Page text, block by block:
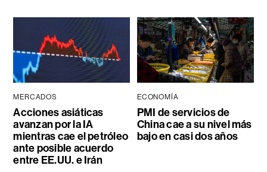
MERCADOS
Acciones asiáticas
avanzan por la IA
mientras cae el petróleo
ante posible acuerdo
entre EE.UU. e Irán
ECONOMÍA
PMI de servicios de
China cae a su nivel más
bajo en casi dos años